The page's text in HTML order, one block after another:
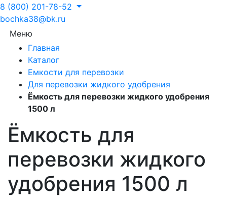
8 (800) 201-78-52
bochka38@bk.ru
Меню
Главная
Каталог
Емкости для перевозки
Для перевозки жидкого удобрения
Ёмкость для перевозки жидкого удобрения
1500 л
Ёмкость для
перевозки жидкого
удобрения 1500 л